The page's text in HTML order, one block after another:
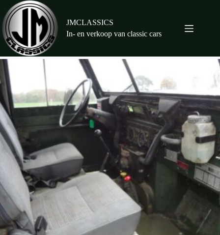
naar
de
inhoud
JMCLASSICS
In- en verkoop van classic cars